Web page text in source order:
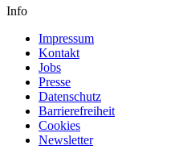
Info
Impressum
Kontakt
Jobs
Presse
Datenschutz
Barrierefreiheit
Cookies
Newsletter